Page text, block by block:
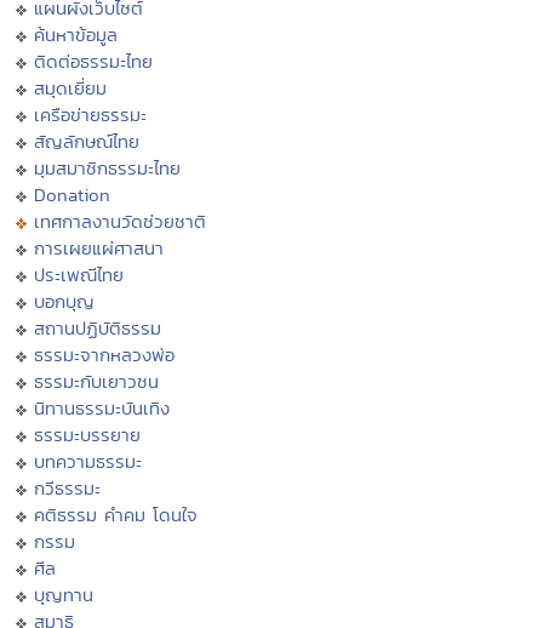
แผนผังเว็บไซต์
ค้นหาข้อมูล
ติดต่อธรรมะไทย
สมุดเยี่ยม
เครือข่ายธรรมะ
สัญลักษณ์ไทย
มุมสมาชิกธรรมะไทย
Donation
เทศกาลงานวัดช่วยชาติ
การเผยแผ่ศาสนา
ประเพณีไทย
บอกบุญ
สถานปฏิบัติธรรม
ธรรมะจากหลวงพ่อ
ธรรมะกับเยาวชน
นิทานธรรมะบันเทิง
ธรรมะบรรยาย
บทความธรรมะ
กวีธรรมะ
คติธรรม คำคม โดนใจ
กรรม
ศีล
บุญทาน
สมาธิ